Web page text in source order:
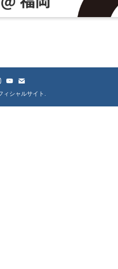
シャルサイト.